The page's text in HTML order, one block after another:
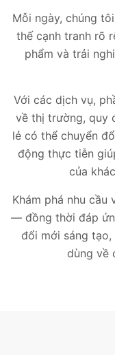
Mỗi ngày, chúng
thế cạnh tranh rõ
phẩm và trải
Với các dịch vụ,
về thị trường, quy
lẻ có thể chuyển
động thực tiễn
của
Khám phá nhu cầu
— đồng thời đáp
đổi mới sáng
dùng về